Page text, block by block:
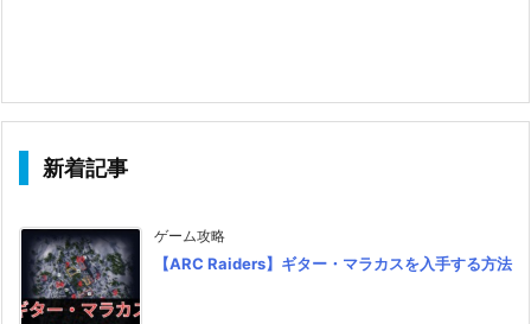
新着記事
ゲーム攻略
【ARC Raiders】ギター・マラカスを入手する方法